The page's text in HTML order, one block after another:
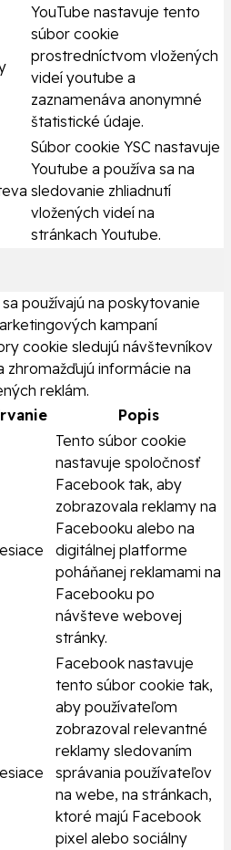
YouTube nastavuje tento
súbor cookie
prostredníctvom vložených
videí youtube a
zaznamenáva anonymné
štatistické údaje.
Súbor cookie YSC nastavuje
Youtube a používa sa na
sledovanie zhliadnutí
vložených videí na
stránkach Youtube.
používajú na poskytovanie
kampaní
cookie sledujú návštevníkov
informácie na
reklám.
Popis
Tento súbor cookie
nastavuje spoločnosť
Facebook tak, aby
zobrazovala reklamy na
Facebooku alebo na
digitálnej platforme
poháňanej reklamami na
Facebooku po
návšteve webovej
stránky.
Facebook nastavuje
tento súbor cookie tak,
aby používateľom
zobrazoval relevantné
reklamy sledovaním
správania používateľov
na webe, na stránkach,
ktoré majú Facebook
pixel alebo sociálny